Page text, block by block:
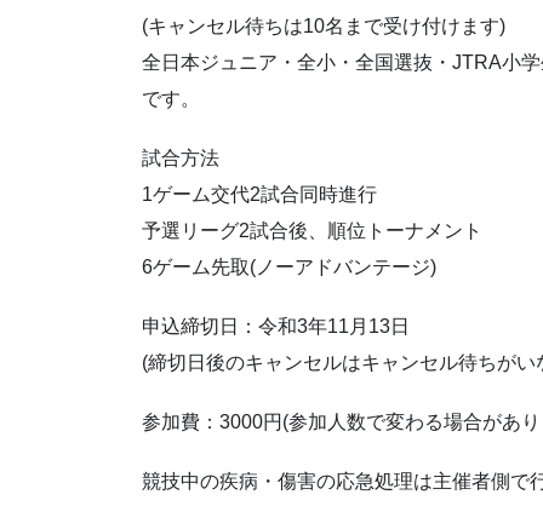
(キャンセル待ちは10名まで受け付けます)
全日本ジュニア・全小・全国選抜・JTRA小
です。
試合方法
1ゲーム交代2試合同時進行
予選リーグ2試合後、順位トーナメント
6ゲーム先取(ノーアドバンテージ)
申込締切日：令和3年11月13日
(締切日後のキャンセルはキャンセル待ちが
参加費：3000円(参加人数で変わる場合があ
競技中の疾病・傷害の応急処理は主催者側で